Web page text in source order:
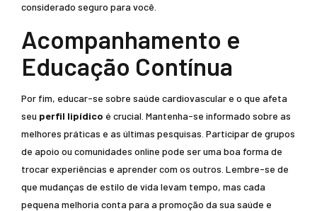
considerado seguro para você.
Acompanhamento e
Educação Contínua
Por fim, educar-se sobre saúde cardiovascular e o que afeta
seu perfil lipídico é crucial. Mantenha-se informado sobre as
melhores práticas e as últimas pesquisas. Participar de grupos
de apoio ou comunidades online pode ser uma boa forma de
trocar experiências e aprender com os outros. Lembre-se de
que mudanças de estilo de vida levam tempo, mas cada
pequena melhoria conta para a promoção da sua saúde e